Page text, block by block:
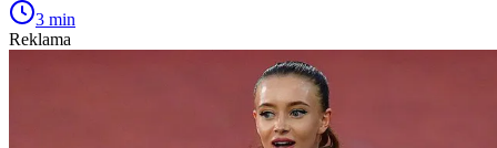
3 min
Reklama